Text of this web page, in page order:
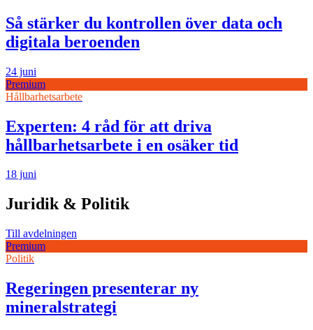
Så stärker du kontrollen över data och
digitala beroenden
24 juni
Premium
Hållbarhetsarbete
Experten: 4 råd för att driva
hållbarhetsarbete i en osäker tid
18 juni
Juridik & Politik
Till avdelningen
Premium
Politik
Regeringen presenterar ny
mineralstrategi